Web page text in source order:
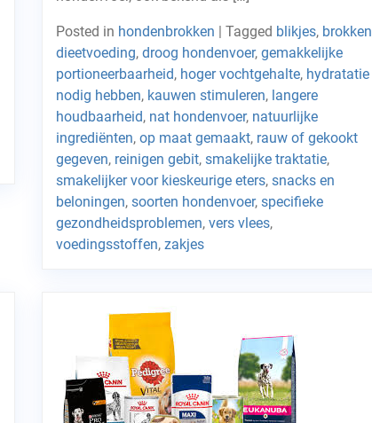
Posted in hondenbrokken | Tagged blikjes, brokken
dieetvoeding, droog hondenvoer, gemakkelijke
portioneerbaarheid, hoger vochtgehalte, hydratatie
nodig hebben, kauwen stimuleren, langere
houdbaarheid, nat hondenvoer, natuurlijke
ingrediënten, op maat gemaakt, rauw of gekookt
gegeven, reinigen gebit, smakelijke traktatie,
smakelijker voor kieskeurige eters, snacks en
beloningen, soorten hondenvoer, specifieke
gezondheidsproblemen, vers vlees,
voedingsstoffen, zakjes